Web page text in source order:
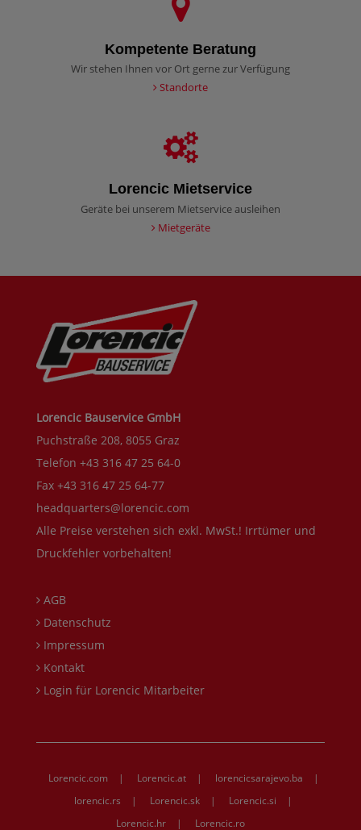
Kompetente Beratung
Wir stehen Ihnen vor Ort gerne zur Verfügung
Standorte
Lorencic Mietservice
Geräte bei unserem Mietservice ausleihen
Mietgeräte
Lorencic Bauservice GmbH
Puchstraße 208, 8055 Graz
Telefon +43 316 47 25 64-0
Fax +43 316 47 25 64-77
headquarters@lorencic.com
Alle Preise verstehen sich exkl. MwSt.! Irrtümer und
Druckfehler vorbehalten!
AGB
Datenschutz
Impressum
Kontakt
Login für Lorencic Mitarbeiter
Lorencic.com | Lorencic.at | lorencicsarajevo.ba
|
lorencic.rs
| Lorencic.sk | Lorencic.si
|
Lorencic.hr
| Lorencic.ro